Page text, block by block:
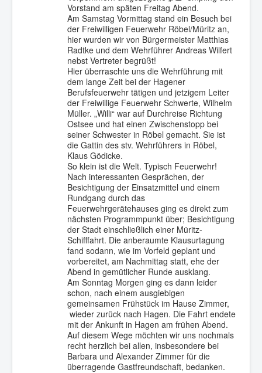
Vorstand am späten Freitag Abend.
Am Samstag Vormittag stand ein Besuch bei
der Freiwilligen Feuerwehr Röbel/Müritz an,
hier wurden wir von Bürgermeister Matthias
Radtke und dem Wehrführer Andreas Wilfert
nebst Vertreter begrüßt!
Hier überraschte uns die Wehrführung mit
dem lange Zeit bei der Hagener
Berufsfeuerwehr tätigen und jetzigem Leiter
der Freiwillige Feuerwehr Schwerte, Wilhelm
Müller. „Willi“ war auf Durchreise Richtung
Ostsee und hat einen Zwischenstopp bei
seiner Schwester in Röbel gemacht. Sie ist
die Gattin des stv. Wehrführers in Röbel,
Klaus Gödicke.
So klein ist die Welt. Typisch Feuerwehr!
Nach interessanten Gesprächen, der
Besichtigung der Einsatzmittel und einem
Rundgang durch das
Feuerwehrgerätehauses ging es direkt zum
nächsten Programmpunkt über; Besichtigung
der Stadt einschließlich einer Müritz-
Schifffahrt. Die anberaumte Klausurtagung
fand sodann, wie im Vorfeld geplant und
vorbereitet, am Nachmittag statt, ehe der
Abend in gemütlicher Runde ausklang.
Am Sonntag Morgen ging es dann leider
schon, nach einem ausgiebigen
gemeinsamen Frühstück im Hause Zimmer,
wieder zurück nach Hagen. Die Fahrt endete
mit der Ankunft in Hagen am frühen Abend.
Auf diesem Wege möchten wir uns nochmals
recht herzlich bei allen, insbesondere bei
Barbara und Alexander Zimmer für die
überragende Gastfreundschaft, bedanken.